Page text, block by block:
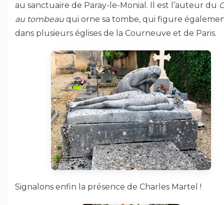
au sanctuaire de Paray-le-Monial. Il est l’auteur du
au tombeau qui orne sa tombe, qui figure
dans plusieurs églises de la Courneuve et de Paris.
Signalons enfin la présence de Charles Martel !